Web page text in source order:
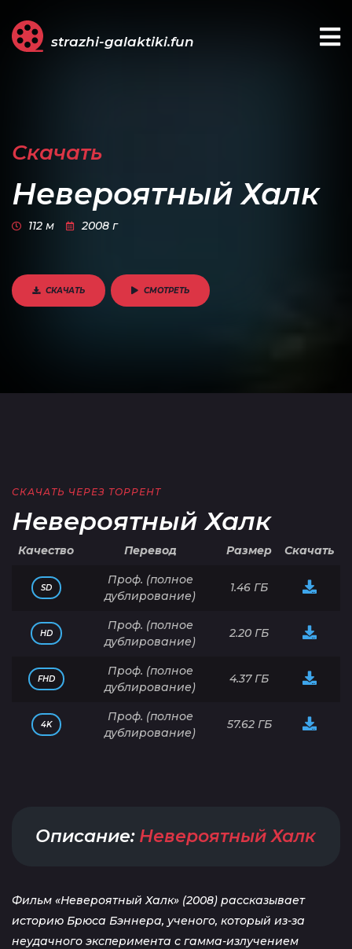
strazhi-galaktiki.fun
Скачать
Невероятный Халк
112 м 2008 г
СКАЧАТЬ СМОТРЕТЬ
СКАЧАТЬ ЧЕРЕЗ ТОРРЕНТ
Невероятный Халк
Качество Перевод Размер Скачать
SD
Проф. (полное
дублирование)
1.46 ГБ
HD
Проф. (полное
дублирование)
2.20 ГБ
FHD
Проф. (полное
дублирование)
4.37 ГБ
4K
Проф. (полное
дублирование)
57.62 ГБ
Описание: Невероятный Халк
Фильм «Невероятный Халк» (2008) рассказывает
историю Брюса Бэннера, ученого, который из-за
неудачного эксперимента с гамма-излучением